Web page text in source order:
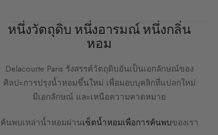
หนึ่งวัตถุดิบ หนึ่งอารมณ์ หนึ่งกลิ่น
หอม
Delacourte Paris รังสรรค์วัตถุดิบอันเป็นเอกลักษณ์ของ
ศิลปะการปรุงน้ำหอมขึ้นใหม่ เพื่อมอบบุคลิกที่แปลกใหม่
มีเอกลักษณ์ และเหนือความคาดหมาย
ค้นพบเหล่าน้ำหอมผ่านเซ็ตน้ำหอมเพื่อการค้นพบของเรา